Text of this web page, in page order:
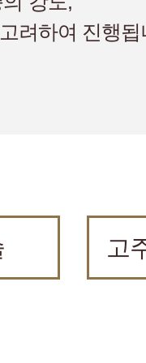
려하여 진행됩
고